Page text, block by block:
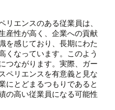
エンスのある従業員は、
産性が高く、企業への貢献
を感じており、長期にわた
くなっています。このよう
つながります。実際、ガー
ペリエンスを有意義と見な
にとどまるつもりであると
の高い従業員になる可能性